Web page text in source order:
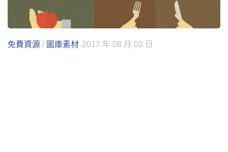
免費資源 / 圖庫素材 2017 年 08 月 02 日